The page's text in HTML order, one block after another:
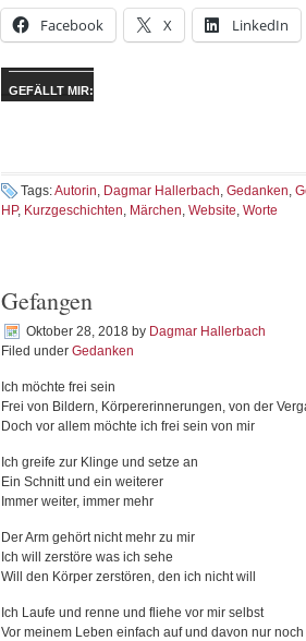
Facebook X LinkedIn
GEFÄLLT MIR:
Tags:Autorin, Dagmar Hallerbach, Gedanken,
HP, Kurzgeschichten, Märchen, Website, Worte
Gefangen
Oktober 28, 2018 by Dagmar Hallerbach
Filed under Gedanken
Ich möchte frei sein
Frei von Bildern, Körpererinnerungen, von der
Doch vor allem möchte ich frei sein von mir
Ich greife zur Klinge und setze an
Ein Schnitt und ein weiterer
Immer weiter, immer mehr
Der Arm gehört nicht mehr zu mir
Ich will zerstöre was ich sehe
Will den Körper zerstören, den ich nicht will
Ich Laufe und renne und fliehe vor mir selbst
Vor meinem Leben einfach auf und davon nur noch